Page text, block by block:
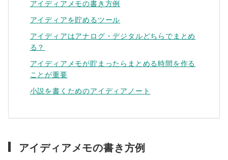
アイディアメモの書き方例
アイディアを貯めるツール
アイディアはアナログ・デジタルどちらでまとめ
る？
アイディアメモが貯まったらまとめる時間を作る
ことが重要
小説を書くためのアイディアノート
アイディアメモの書き方例